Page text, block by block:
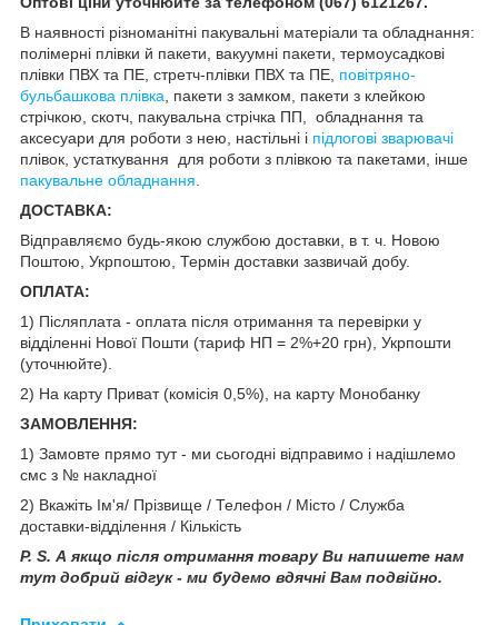
В наявності різноманітні пакувальні матеріали та обладнання:
полімерні плівки й пакети, вакуумні пакети, термоусадкові
плівки ПВХ та ПЕ, стретч-плівки ПВХ та ПЕ, повітряно-
бульбашкова плівка , пакети з замком, пакети з клейкою
стрічкою, скотч, пакувальна стрічка ПП, обладнання та
аксесуари для роботи з нею, настільні і підлогові зварювачі
плівок, устаткування для роботи з плівкою та пакетами, інше
пакувальне обладнання
ДОСТАВКА:
Відправляємо будь-якою службою доставки, в т. ч. Новою
Поштою, Укрпоштою, Термін доставки зазвичай добу.
ОПЛАТА:
1) Післяплата - оплата після отримання та перевірки у
відділенні Нової Пошти (тариф НП = 2%+20 грн), Укрпошти
(уточнюйте).
2) На карту Приват (комісія 0,5%), на карту Монобанку
ЗАМОВЛЕННЯ:
1) Замовте прямо тут - ми сьогодні відправимо і надішлемо
смс з № накладної
2) Вкажіть Ім'я/ Прізвище / Телефон / Місто / Служба
доставки-відділення / Кількість
P. S. А якщо після отримання товару Ви напишете нам
тут добрий відгук - ми будемо вдячні Вам подвійно.